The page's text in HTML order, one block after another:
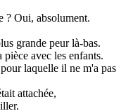
? Oui, absolument.
grande peur là-bas.
avec les enfants.
laquelle il ne m'a pas
attachée,